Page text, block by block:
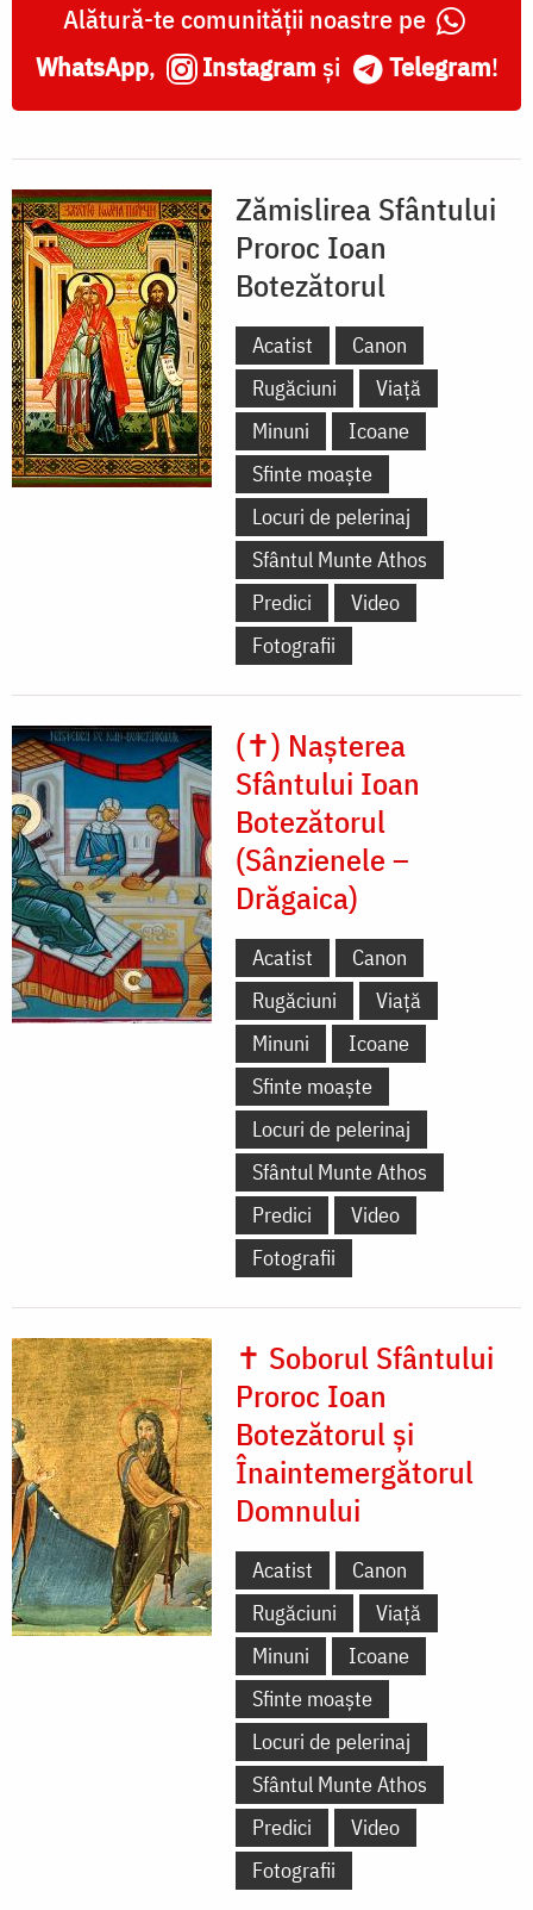
Alătură-te comunității noastre pe
WhatsApp, Instagram și Telegram!
Zămislirea Sfântului
Proroc Ioan
Botezătorul
Acatist
Canon
Rugăciuni
Viață
Minuni
Icoane
Sfinte moaște
Locuri de pelerinaj
Sfântul Munte Athos
Predici
Video
Fotografii
(✝) Nașterea
Sfântului Ioan
Botezătorul
(Sânzienele –
Drăgaica)
Acatist
Canon
Rugăciuni
Viață
Minuni
Icoane
Sfinte moaște
Locuri de pelerinaj
Sfântul Munte Athos
Predici
Video
Fotografii
✝ Soborul Sfântului
Proroc Ioan
Botezătorul și
Înaintemergătorul
Domnului
Acatist
Canon
Rugăciuni
Viață
Minuni
Icoane
Sfinte moaște
Locuri de pelerinaj
Sfântul Munte Athos
Predici
Video
Fotografii